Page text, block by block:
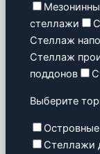
стеллажи
Стеллаж
Стеллаж
поддонов
Выберите
Стеллажи